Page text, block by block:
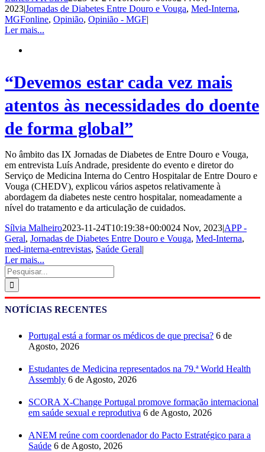
2023|Jornadas de Diabetes Entre Douro e Vouga, Med-Interna,
MGFonline, Opinião, Opinião - MGF|
Ler mais...
“Devemos estar cada vez mais
atentos às necessidades do doente
de forma global”
No âmbito das IX Jornadas de Diabetes de Entre Douro e Vouga,
em entrevista Luís Andrade, presidente do evento e diretor do
Serviço de Medicina Interna do Centro Hospitalar de Entre Douro e
Vouga (CHEDV), explicou vários aspetos relativamente à
abordagem da diabetes neste centro hospitalar, nomeadamente a
nível do tratamento e da articulação de cuidados.
Sílvia Malheiro2023-11-24T10:19:38+00:0024 Nov, 2023|APP -
Geral, Jornadas de Diabetes Entre Douro e Vouga, Med-Interna,
med-interna-entrevistas, Saúde Geral|
Ler mais...
Pesquisar
NOTÍCIAS RECENTES
Portugal está a formar os médicos de que precisa? 6 de
Agosto, 2026
Estudantes de Medicina representados na 79.ª World Health
Assembly 6 de Agosto, 2026
SCORA X-Change Portugal promove formação internacional
em saúde sexual e reprodutiva 6 de Agosto, 2026
ANEM reúne com coordenador do Pacto Estratégico para a
Saúde 6 de Agosto, 2026